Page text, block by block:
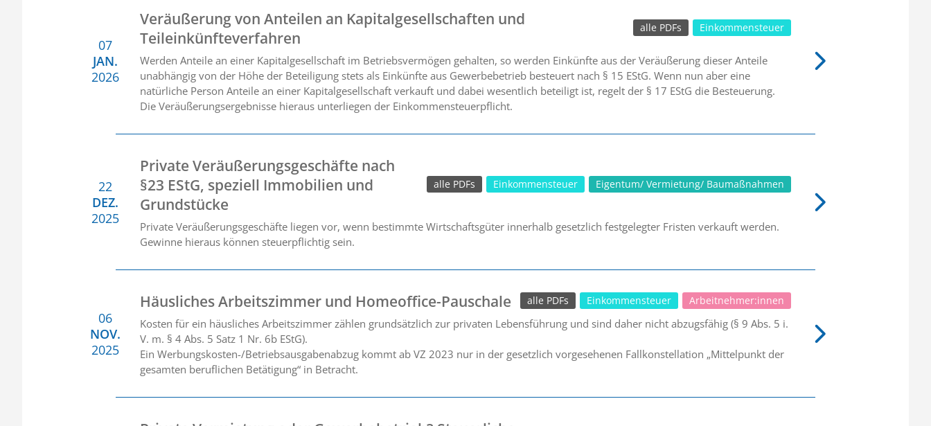
07
JAN.
2026
Veräußerung von Anteilen an Kapitalgesellschaften und
Teileinkünfteverfahren
Einkommensteuer
alle PDFs
Werden Anteile an einer Kapitalgesellschaft im Betriebsvermögen gehalten, so werden Einkünfte aus der Veräußerung dieser Anteile
unabhängig von der Höhe der Beteiligung stets als Einkünfte aus Gewerbebetrieb besteuert nach § 15 EStG. Wenn nun aber eine
natürliche Person Anteile an einer Kapitalgesellschaft verkauft und dabei wesentlich beteiligt ist, regelt der § 17 EStG die Besteuerung.
Die Veräußerungsergebnisse hieraus unterliegen der Einkommensteuerpflicht.
22
DEZ.
2025
Private Veräußerungsgeschäfte nach
§23 EStG, speziell Immobilien und
Grundstücke
Eigentum/ Vermietung/ Baumaßnahmen
Einkommensteuer
alle PDFs
Private Veräußerungsgeschäfte liegen vor, wenn bestimmte Wirtschaftsgüter innerhalb gesetzlich festgelegter Fristen verkauft werden.
Gewinne hieraus können steuerpflichtig sein.
06
NOV.
2025
Häusliches Arbeitszimmer und Homeoffice-Pauschale Arbeitnehmer:innen
Einkommensteuer
alle PDFs
Kosten für ein häusliches Arbeitszimmer zählen grundsätzlich zur privaten Lebensführung und sind daher nicht abzugsfähig (§ 9 Abs. 5 i.
V. m. § 4 Abs. 5 Satz 1 Nr. 6b EStG).
Ein Werbungskosten-/Betriebsausgabenabzug kommt ab VZ 2023 nur in der gesetzlich vorgesehenen Fallkonstellation „Mittelpunkt der
gesamten beruflichen Betätigung“ in Betracht.